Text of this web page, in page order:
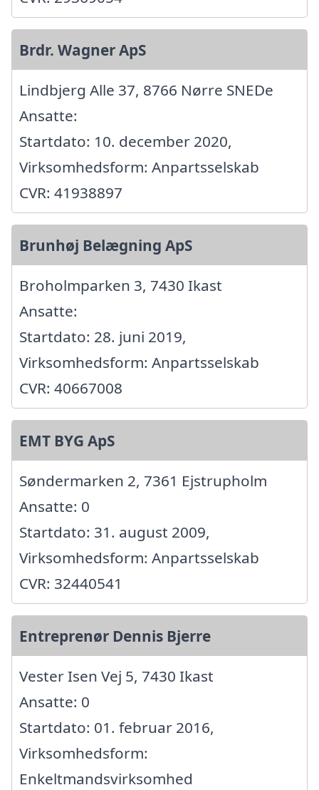
Brdr. Wagner ApS
Lindbjerg Alle 37, 8766 Nørre SNEDe
Ansatte:
Startdato: 10. december 2020,
Virksomhedsform: Anpartsselskab
CVR: 41938897
Brunhøj Belægning ApS
Broholmparken 3, 7430 Ikast
Ansatte:
Startdato: 28. juni 2019,
Virksomhedsform: Anpartsselskab
CVR: 40667008
EMT BYG ApS
Søndermarken 2, 7361 Ejstrupholm
Ansatte: 0
Startdato: 31. august 2009,
Virksomhedsform: Anpartsselskab
CVR: 32440541
Entreprenør Dennis Bjerre
Vester Isen Vej 5, 7430 Ikast
Ansatte: 0
Startdato: 01. februar 2016,
Virksomhedsform:
Enkeltmandsvirksomhed